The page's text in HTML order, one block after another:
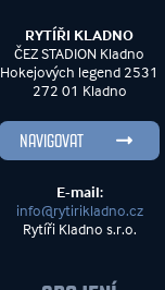
RYTÍŘI KLADNO
ČEZ STADION Kladno
Hokejových legend 2531
272 01 Kladno
NAVIGOVAT
E-mail:
info@rytirikladno.cz
Rytíři Kladno s.r.o.